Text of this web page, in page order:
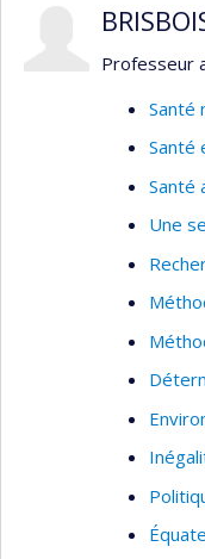
Professeur
Santé
Santé
Santé
Une